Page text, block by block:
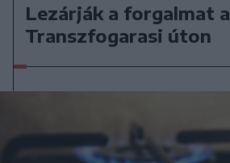
Lezárják a forgalmat a
Transzfogarasi úton